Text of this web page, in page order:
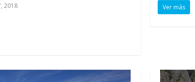
2018 Ver más